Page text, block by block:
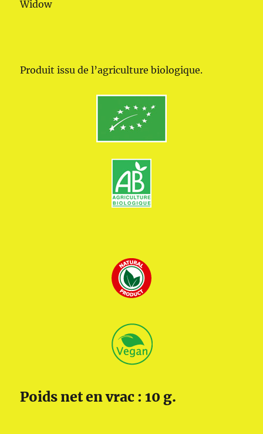
Widow
Produit issu de l’agriculture biologique.
Poids net en vrac : 10 g.